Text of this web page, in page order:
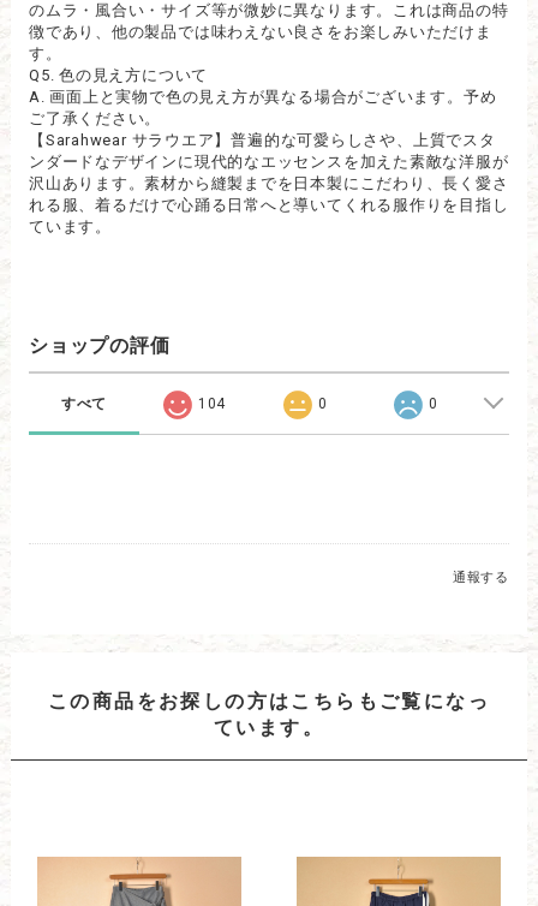
のムラ・風合い・サイズ等が微妙に異なります。これは商品の特
徴であり、他の製品では味わえない良さをお楽しみいただけま
す。
Q5. 色の見え方について
A. 画面上と実物で色の見え方が異なる場合がございます。予め
ご了承ください。
【Sarahwear サラウエア】普遍的な可愛らしさや、上質でスタ
ンダードなデザインに現代的なエッセンスを加えた素敵な洋服が
沢山あります。素材から縫製までを日本製にこだわり、長く愛さ
れる服、着るだけで心踊る日常へと導いてくれる服作りを目指し
ています。
ショップの評価
すべて 104 0 0
通報する
この商品をお探しの方はこちらもご覧になっ
ています。